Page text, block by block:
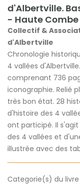
d'Albertville.
- Haute
Collectif &
d'Albertville
Chronologie
4 vallées
comprenant 736
iconographie. Relié
très bon état. 28
d'histoire des 4
ont participé. Il
des 4 vallées et
illustrée avec des
Categorie(s) du livre